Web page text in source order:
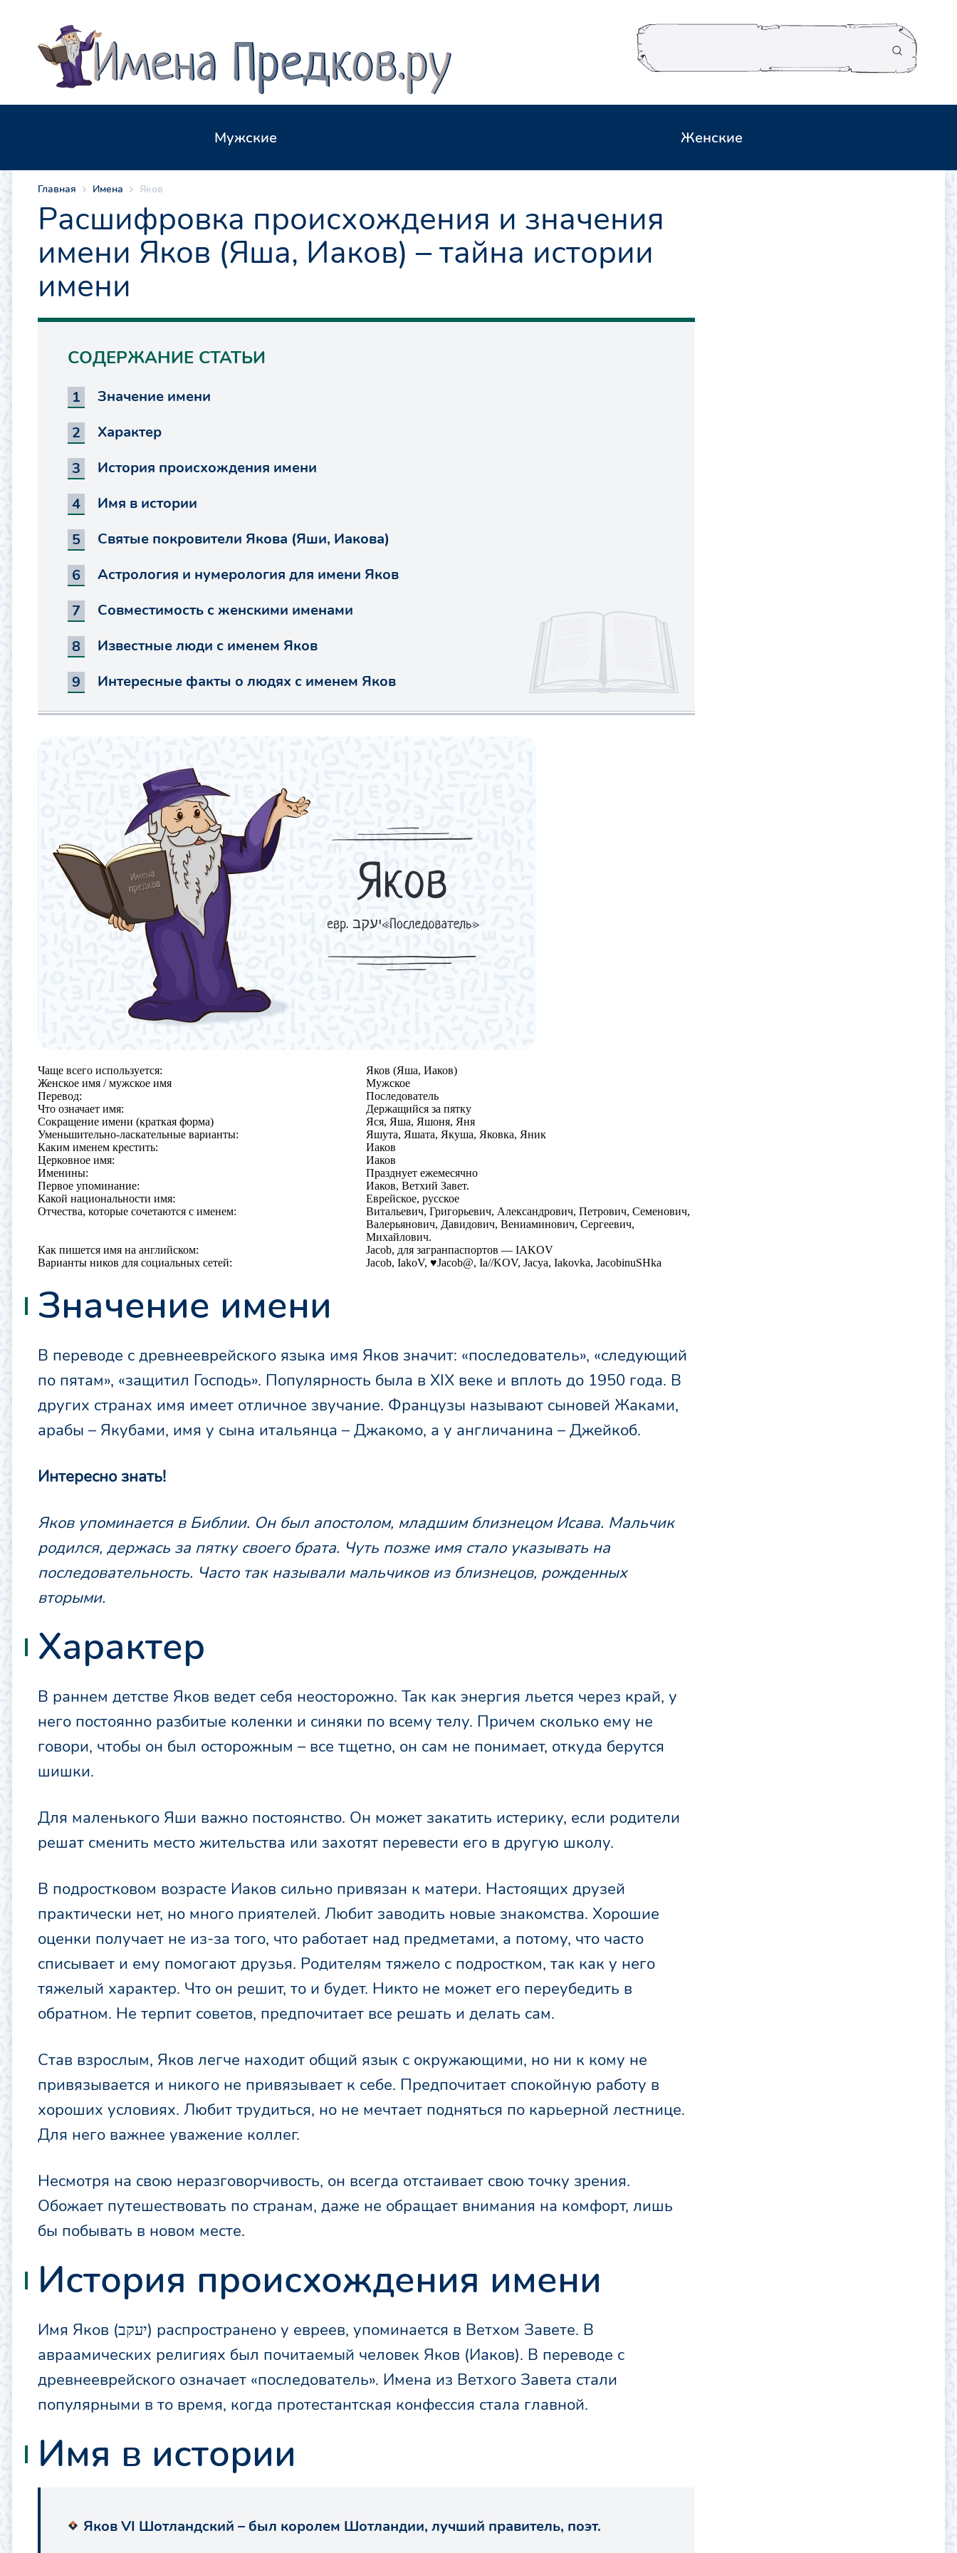
Мужские Женские
Главная Имена Яков
Расшифровка происхождения и значения
имени Яков (Яша, Иаков) – тайна истории
имени
СОДЕРЖАНИЕ СТАТЬИ
Значение имени
Характер
История происхождения имени
Имя в истории
Святые покровители Якова (Яши, Иакова)
Астрология и нумерология для имени Яков
Совместимость с женскими именами
Известные люди с именем Яков
Интересные факты о людях с именем Яков
Чаще всего используется:
Яков (Яша, Иаков)
Женское имя / мужское имя
Мужское
Перевод:
Последователь
Что означает имя:
Держащийся за пятку
Сокращение имени (краткая форма)
Яся, Яша, Яшоня, Яня
Уменьшительно-ласкательные варианты:
Яшута, Яшата, Якуша, Яковка, Яник
Каким именем крестить:
Иаков
Церковное имя:
Иаков
Именины:
Празднует ежемесячно
Первое упоминание:
Иаков, Ветхий Завет.
Какой национальности имя:
Еврейское, русское
Отчества, которые сочетаются с именем:
Витальевич, Григорьевич, Александрович, Петрович, Семенович,
Валерьянович, Давидович, Вениаминович, Сергеевич,
Михайлович.
Как пишется имя на английском:
Jacob, для загранпаспортов — IAKOV
Варианты ников для социальных сетей:
Jacob, IakoV, ♥Jacob@, Ia//KOV, Jacya, Iakovka, JacobinuSHka
Значение имени
В переводе с древнееврейского языка имя Яков значит: «последователь», «следующий
по пятам», «защитил Господь». Популярность была в XIX веке и вплоть до 1950 года. В
других странах имя имеет отличное звучание. Французы называют сыновей Жаками,
арабы – Якубами, имя у сына итальянца – Джакомо, а у англичанина – Джейкоб.
Интересно знать!
Яков упоминается в Библии. Он был апостолом, младшим близнецом Исава. Мальчик
родился, держаcь за пятку своего брата. Чуть позже имя стало указывать на
последовательность. Часто так называли мальчиков из близнецов, рожденных
вторыми.
Характер
В раннем детстве Яков ведет себя неосторожно. Так как энергия льется через край, у
него постоянно разбитые коленки и синяки по всему телу. Причем сколько ему не
говори, чтобы он был осторожным – все тщетно, он сам не понимает, откуда берутся
шишки.
Для маленького Яши важно постоянство. Он может закатить истерику, если родители
решат сменить место жительства или захотят перевести его в другую школу.
В подростковом возрасте Иаков сильно привязан к матери. Настоящих друзей
практически нет, но много приятелей. Любит заводить новые знакомства. Хорошие
оценки получает не из-за того, что работает над предметами, а потому, что часто
списывает и ему помогают друзья. Родителям тяжело с подростком, так как у него
тяжелый характер. Что он решит, то и будет. Никто не может его переубедить в
обратном. Не терпит советов, предпочитает все решать и делать сам.
Став взрослым, Яков легче находит общий язык с окружающими, но ни к кому не
привязывается и никого не привязывает к себе. Предпочитает спокойную работу в
хороших условиях. Любит трудиться, но не мечтает подняться по карьерной лестнице.
Для него важнее уважение коллег.
Несмотря на свою неразговорчивость, он всегда отстаивает свою точку зрения.
Обожает путешествовать по странам, даже не обращает внимания на комфорт, лишь
бы побывать в новом месте.
История происхождения имени
Имя Яков (יעקב) распространено у евреев, упоминается в Ветхом Завете. В
авраамических религиях был почитаемый человек Яков (Иаков). В переводе с
древнееврейского означает «последователь». Имена из Ветхого Завета стали
популярными в то время, когда протестантская конфессия стала главной.
Имя в истории
Яков VI Шотландский – был королем Шотландии, лучший правитель, поэт.